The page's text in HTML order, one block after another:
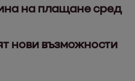
на плащане сред
нови възможности